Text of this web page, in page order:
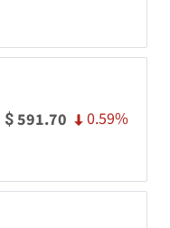
$591.70 0.59%